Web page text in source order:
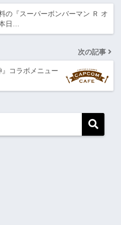
の『スーパーボンバーマン Ｒ オ
日…
次の記事
コラボメニュー